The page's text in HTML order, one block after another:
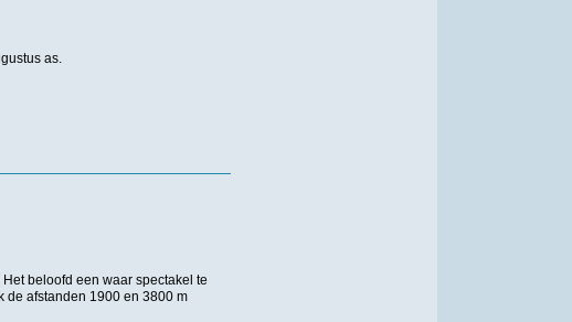
as.
beloofd een waar spectakel te
de afstanden 1900 en 3800 m